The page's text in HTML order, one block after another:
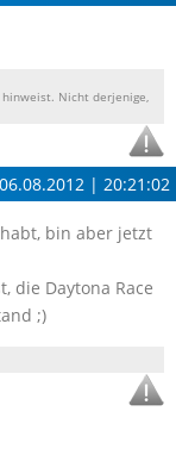
Nicht derjenige,
06.08.2012 | 20:21:02
bin aber jetzt
die Daytona Race
;)